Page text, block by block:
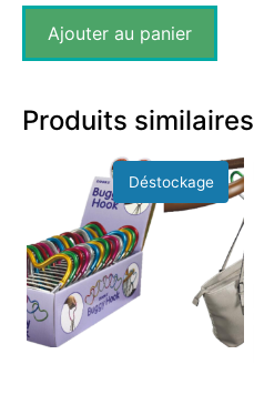
Ajouter au panier
Produits similaires